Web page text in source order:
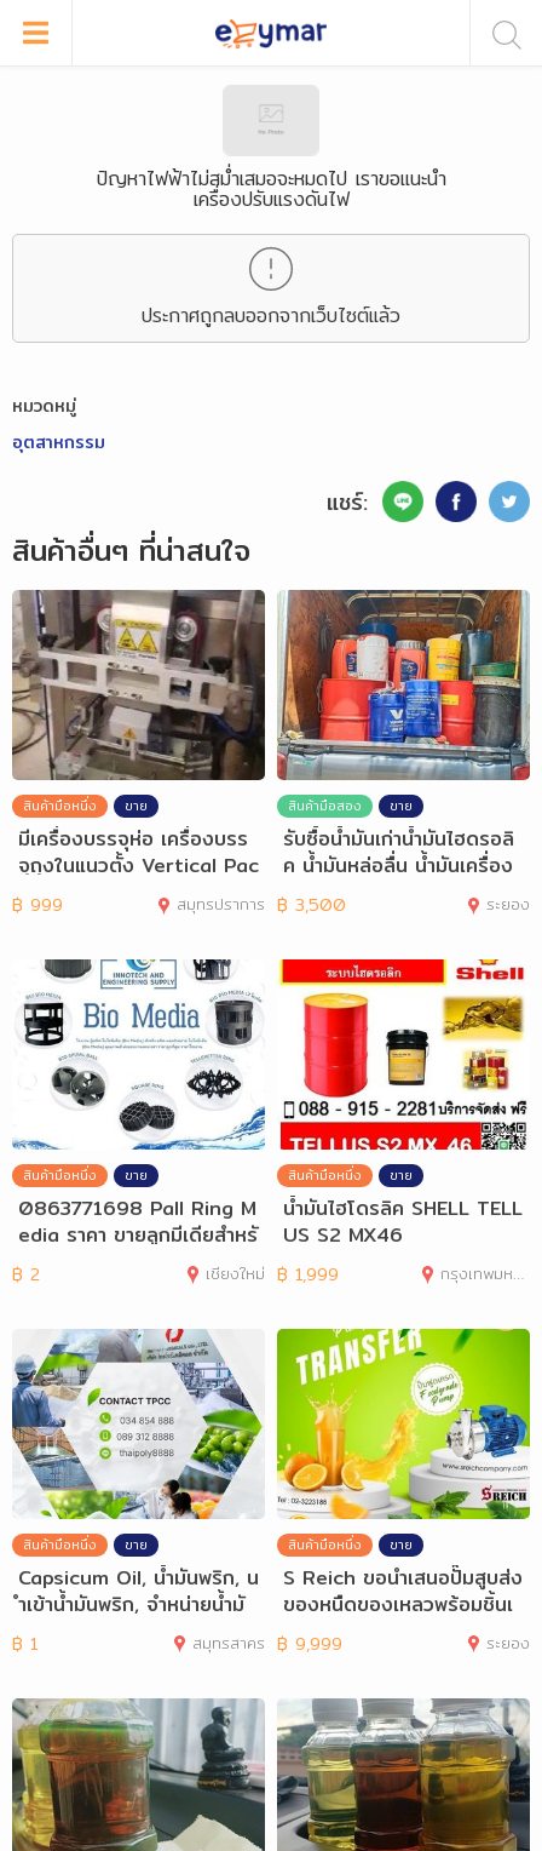
ปัญหาไฟฟ้าไม่สม่ำเสมอจะหมดไป เราขอแนะนำ
เครื่องปรับแรงดันไฟ
ประกาศถูกลบออกจากเว็บไซต์แล้ว
หมวดหมู่
อุตสาหกรรม
แชร์:
สินค้าอื่นๆ ที่น่าสนใจ
สินค้ามือหนึ่ง ขาย
มีเครื่องบรรจุห่อ เครื่องบรร
จุถุงในแนวตั้ง Vertical Pac
king
฿ 999 สมุทรปราการ
สินค้ามือสอง ขาย
รับซื้อน้ำมันเก่าน้ำมันไฮดรอลิ
ค น้ำมันหล่อลื่น น้ำมันเครื่อง
฿ 3,500 ระยอง
สินค้ามือหนึ่ง ขาย
0863771698 Pall Ring M
edia ราคา ขายลูกมีเดียสำหรั
บระบบบำบัด
฿ 2 เชียงใหม่
สินค้ามือหนึ่ง ขาย
น้ำมันไฮโดรลิค SHELL TELL
US S2 MX46
฿ 1,999 กรุงเทพมหานคร
สินค้ามือหนึ่ง ขาย
Capsicum Oil, น้ำมันพริก, น
ำเข้าน้ำมันพริก, จำหน่ายน้ำมั
นพริ
฿ 1 สมุทรสาคร
สินค้ามือหนึ่ง ขาย
S Reich ขอนำเสนอปั๊มสูบส่ง
ของหนืดของเหลวพร้อมชิ้นเ
นี้อ ได้อย
฿ 9,999 ระยอง